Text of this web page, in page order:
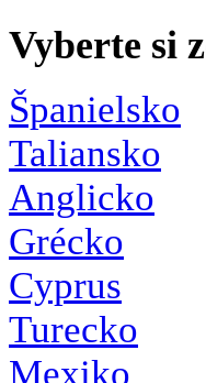
Vyberte si
Španielsko
Taliansko
Anglicko
Grécko
Cyprus
Turecko
Mexiko